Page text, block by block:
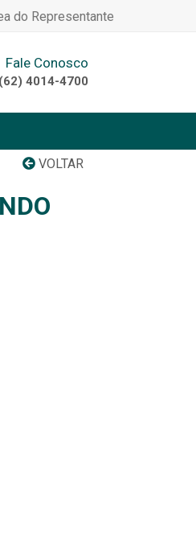
do Representante
Fale Conosco
(62) 4014-4700
VOLTAR